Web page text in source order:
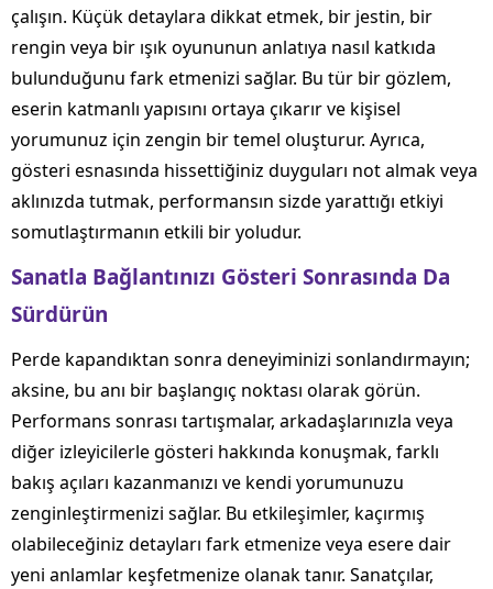
çalışın. Küçük detaylara dikkat etmek, bir jestin, bir
rengin veya bir ışık oyununun anlatıya nasıl katkıda
bulunduğunu fark etmenizi sağlar. Bu tür bir gözlem,
eserin katmanlı yapısını ortaya çıkarır ve kişisel
yorumunuz için zengin bir temel oluşturur. Ayrıca,
gösteri esnasında hissettiğiniz duyguları not almak veya
aklınızda tutmak, performansın sizde yarattığı etkiyi
somutlaştırmanın etkili bir yoludur.
Sanatla Bağlantınızı Gösteri Sonrasında Da
Sürdürün
Perde kapandıktan sonra deneyiminizi sonlandırmayın;
aksine, bu anı bir başlangıç noktası olarak görün.
Performans sonrası tartışmalar, arkadaşlarınızla veya
diğer izleyicilerle gösteri hakkında konuşmak, farklı
bakış açıları kazanmanızı ve kendi yorumunuzu
zenginleştirmenizi sağlar. Bu etkileşimler, kaçırmış
olabileceğiniz detayları fark etmenize veya esere dair
yeni anlamlar keşfetmenize olanak tanır. Sanatçılar,